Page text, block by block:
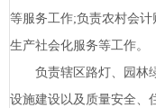
等服务工作;负责农村会
生产社会化服务等工作。
负责辖区路灯、园林绿
设施建设以及质量安全、